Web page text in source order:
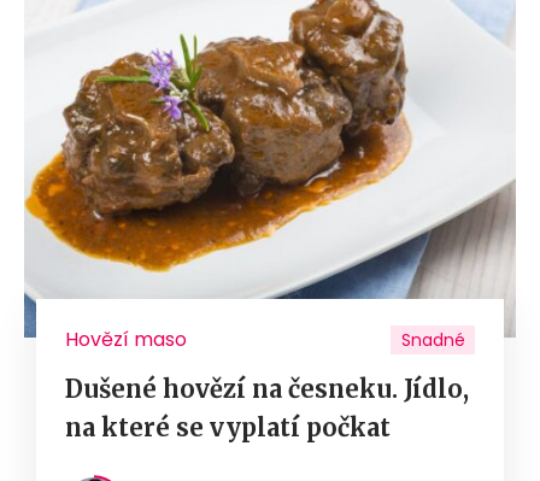
Hovězí maso Snadné
Dušené hovězí na česneku. Jídlo,
na které se vyplatí počkat